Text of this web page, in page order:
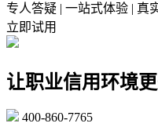
专人答疑 | 一站式体验 | 真
立即试用
让职业信用环境
400-860-7765